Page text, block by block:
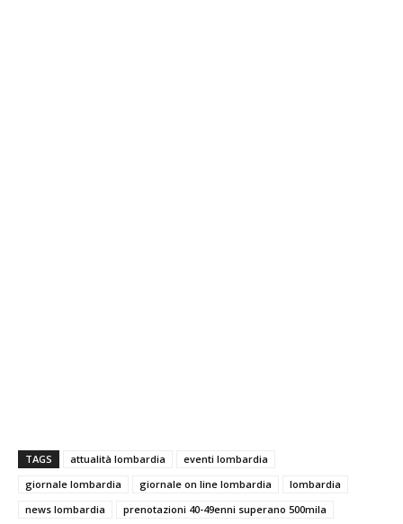
TAGS attualità lombardia
eventi lombardia
giornale lombardia
giornale on line lombardia
lombardia
news lombardia
prenotazioni 40-49enni superano 500mila